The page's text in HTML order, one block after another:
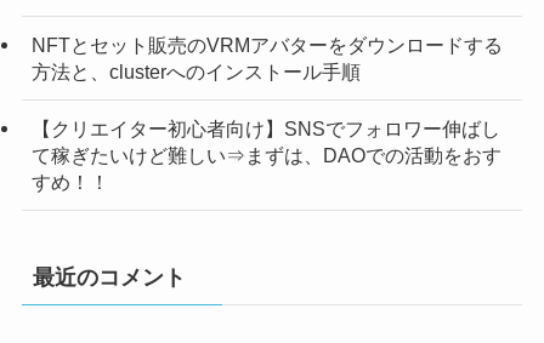
NFTとセット販売のVRMアバターをダウンロードする
方法と、clusterへのインストール手順
【クリエイター初心者向け】SNSでフォロワー伸ばし
て稼ぎたいけど難しい⇒まずは、DAOでの活動をおす
すめ！！
最近のコメント